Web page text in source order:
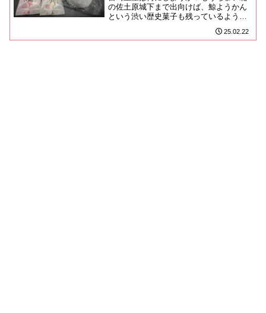
の佐土原城下まで出向けば、鯨ようかん
という渋い歴史菓子も残っているようで
すが、現在の中心市街は明治以降の都市
なので、むしろ近代的な洋菓子... 25.02.22